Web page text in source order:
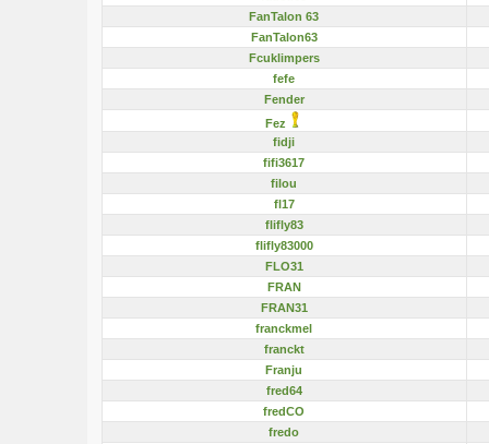
FanTalon 63
FanTalon63
Fcuklimpers
fefe
Fender
Fez
fidji
fifi3617
filou
fl17
flifly83
flifly83000
FLO31
FRAN
FRAN31
franckmel
franckt
Franju
fred64
fredCO
fredo